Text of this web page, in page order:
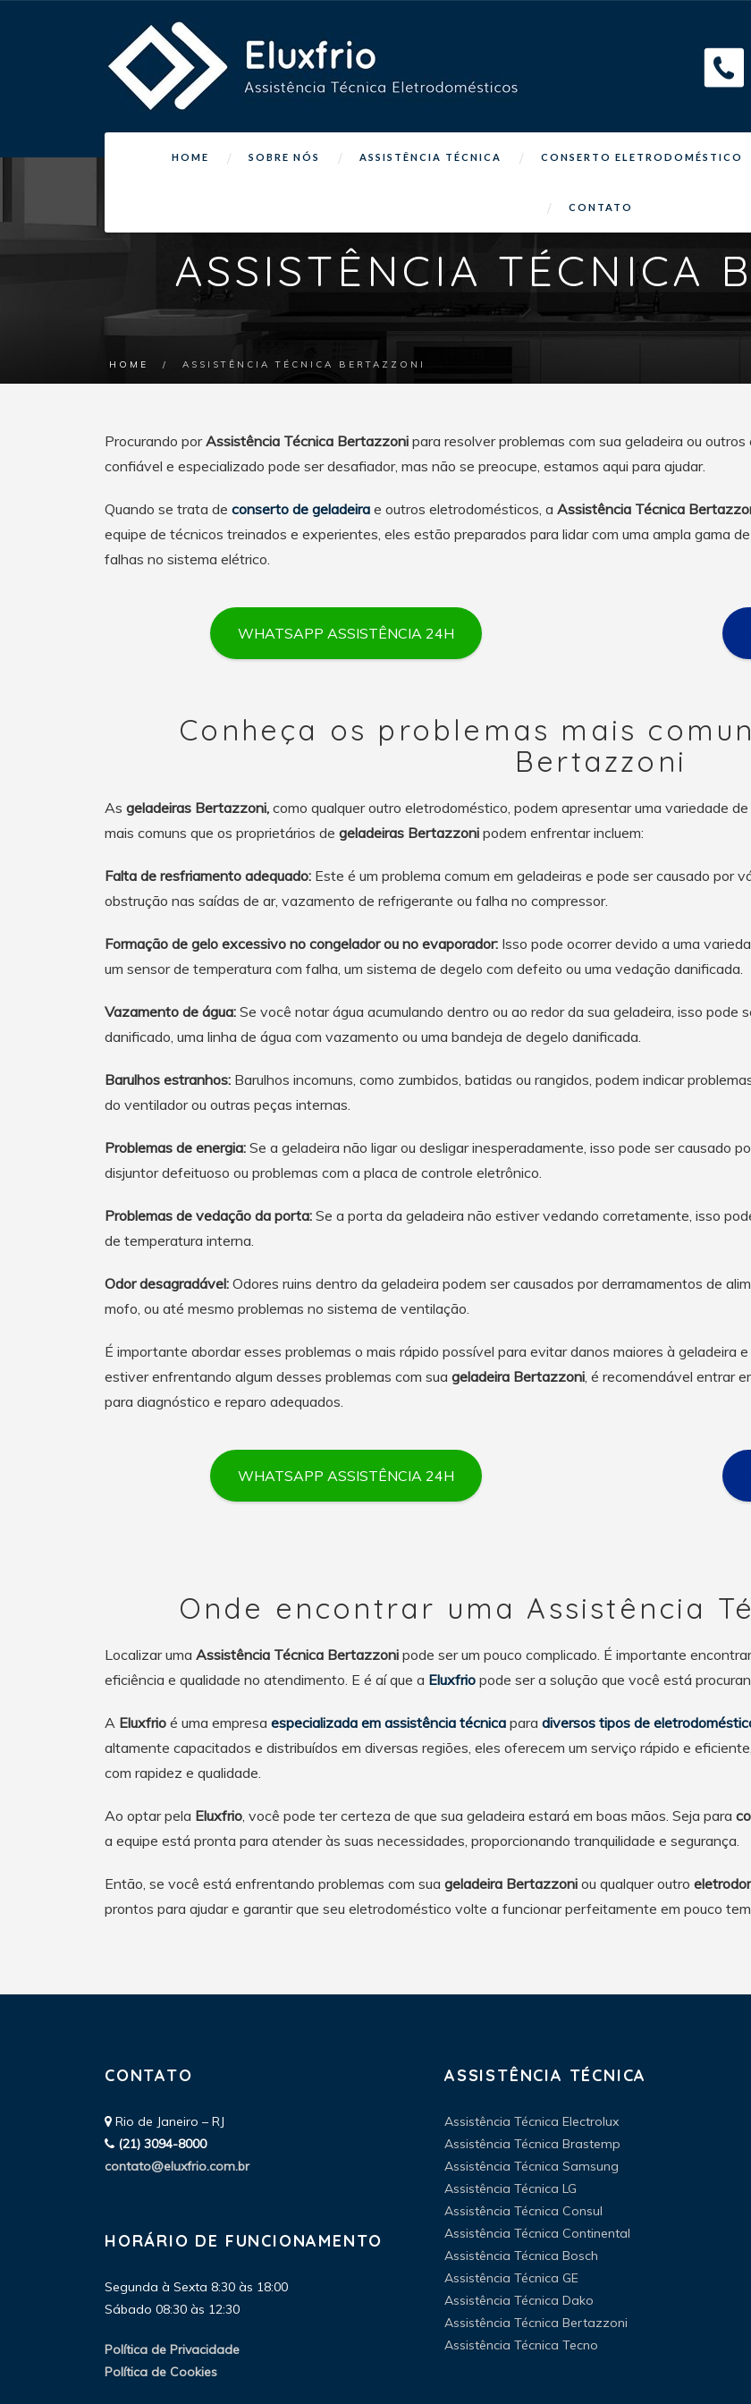
HOME SOBRE NÓS ASSISTÊNCIA TÉCNICA CONSERTO ELETRODOMÉSTICO
CONTATO
ASSISTÊNCIA TÉCNICA
HOME / ASSISTÊNCIA TÉCNICA BERTAZZONI
Procurando porAssistência Técnica Bertazzoni para resolver problemas com sua geladeira ou
confiável e especializado pode ser desafiador, mas não se preocupe, estamos aqui para ajudar.
Quando se trata de conserto de geladeira e outros eletrodomésticos, a Assistência Técnica
equipe de técnicos treinados e experientes, eles estão preparados para lidar com uma ampla gama
falhas no sistema elétrico.
WHATSAPP ASSISTÊNCIA 24H
Conheça os problemas mais
Bertazzoni
As geladeiras Bertazzoni, como qualquer outro eletrodoméstico, podem apresentar uma variedade
mais comuns que os proprietários de geladeiras Bertazzoni podem enfrentar incluem:
Falta de resfriamento adequado: Este é um problema comum em geladeiras e pode ser causado por
obstrução nas saídas de ar, vazamento de refrigerante ou falha no compressor.
Formação de gelo excessivo no congelador ou no evaporador: Isso pode ocorrer devido a uma
um sensor de temperatura com falha, um sistema de degelo com defeito ou uma vedação danificada.
Vazamento de água: Se você notar água acumulando dentro ou ao redor da sua geladeira, isso pode
danificado, uma linha de água com vazamento ou uma bandeja de degelo danificada.
Barulhos estranhos: Barulhos incomuns, como zumbidos, batidas ou rangidos, podem indicar
do ventilador ou outras peças internas.
Problemas de energia: Se a geladeira não ligar ou desligar inesperadamente, isso pode ser causado
disjuntor defeituoso ou problemas com a placa de controle eletrônico.
Problemas de vedação da porta: Se a porta da geladeira não estiver vedando corretamente, isso
de temperatura interna.
Odor desagradável: Odores ruins dentro da geladeira podem ser causados por derramamentos de
mofo, ou até mesmo problemas no sistema de ventilação.
É importante abordar esses problemas o mais rápido possível para evitar danos maiores à geladeira
estiver enfrentando algum desses problemas com sua geladeira Bertazzoni, é recomendável entrar
para diagnóstico e reparo adequados.
WHATSAPP ASSISTÊNCIA 24H
Onde encontrar uma Assistência
Localizar uma Assistência Técnica Bertazzoni pode ser um pouco complicado. É importante
eficiência e qualidade no atendimento. E é aí que a Eluxfrio pode ser a solução que você está
A Eluxfrio é uma empresa especializada em assistência técnica para diversos tipos de
altamente capacitados e distribuídos em diversas regiões, eles oferecem um serviço rápido e
com rapidez e qualidade.
Ao optar pela Eluxfrio, você pode ter certeza de que sua geladeira estará em boas mãos. Seja para
a equipe está pronta para atender às suas necessidades, proporcionando tranquilidade e segurança.
Então, se você está enfrentando problemas com sua geladeira Bertazzoni ou qualquer outro
prontos para ajudar e garantir que seu eletrodoméstico volte a funcionar perfeitamente em pouco
CONTATO
Rio de Janeiro – RJ
(21) 3094-8000
contato@eluxfrio.com.br
HORÁRIO DE FUNCIONAMENTO
Segunda à Sexta 8:30 às 18:00
Sábado 08:30 às 12:30
Política de Privacidade
Política de Cookies
ASSISTÊNCIA TÉCNICA
Assistência Técnica Electrolux
Assistência Técnica Brastemp
Assistência Técnica Samsung
Assistência Técnica LG
Assistência Técnica Consul
Assistência Técnica Continental
Assistência Técnica Bosch
Assistência Técnica GE
Assistência Técnica Dako
Assistência Técnica Bertazzoni
Assistência Técnica Tecno